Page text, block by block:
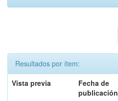
Resultados por ítem:
Vista previa
Fecha de
publicación